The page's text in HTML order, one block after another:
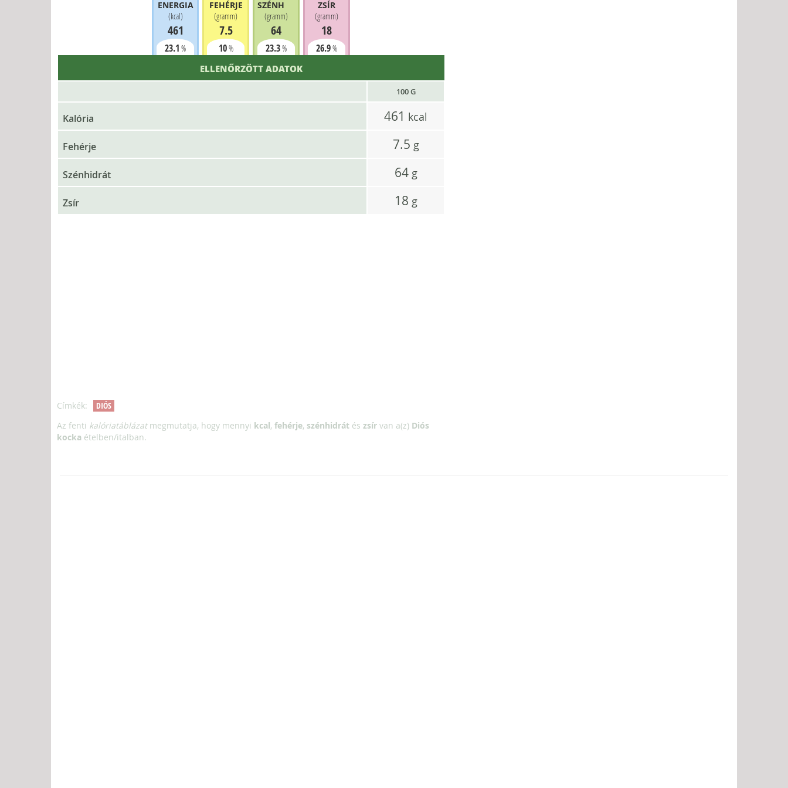
ENERGIA
(kcal)
461
23.1 %
FEHÉRJE
(gramm)
7.5
10%
SZÉNHIDRÁT
(gramm)
64
23.3%
ZSÍR
(gramm)
18
26.9%
ELLENŐRZÖTT ADATOK
100 G
Kalória 461 kcal
Fehérje 7.5 g
Szénhidrát 64 g
Zsír 18 g
Címkék:
DIÓS
Az fenti kalóriatáblázatmegmutatja, hogy mennyi kcal, fehérje, szénhidrát és zsír van a(z) Diós
kocka ételben/italban.